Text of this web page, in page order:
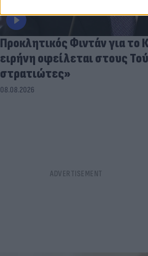
Προκλητικός Φιντάν για το
ειρήνη οφείλεται στους
στρατιώτες»
08.08.2026